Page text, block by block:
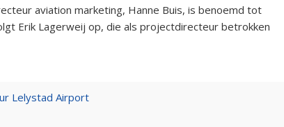
aviation marketing, Hanne Buis, is benoemd tot
Erik Lagerweij op, die als projectdirecteur betrokken
Lelystad Airport